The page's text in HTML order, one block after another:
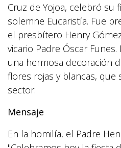
Cruz de Yojoa, celebró su
solemne Eucaristía. Fue
el presbítero Henry
vicario Padre Óscar
una hermosa decoración
flores rojas y blancas,
sector.
Mensaje
En la homilía, el Padre